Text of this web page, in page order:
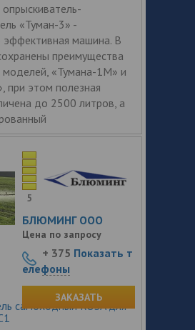
«Туман-3» -
эффективная машина. В
преимущества
«Тумана-1М» и
при этом полезная
до 2500 литров, а
самоходный ROSA для
5
БЛЮМИНГ ООО
Цена по запросу
+ 375 Показать т
елефоны
ЗАКАЗАТЬ